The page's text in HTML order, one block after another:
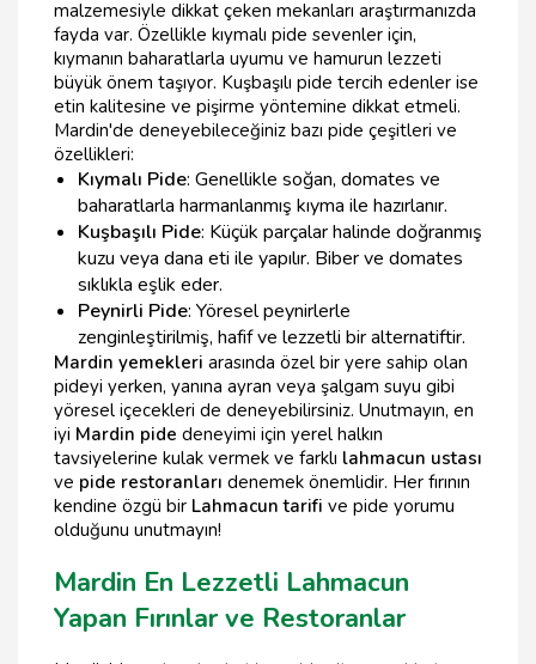
malzemesiyle dikkat çeken mekanları araştırmanızda
fayda var. Özellikle kıymalı pide sevenler için,
kıymanın baharatlarla uyumu ve hamurun lezzeti
büyük önem taşıyor. Kuşbaşılı pide tercih edenler ise
etin kalitesine ve pişirme yöntemine dikkat etmeli.
Mardin'de deneyebileceğiniz bazı pide çeşitleri ve
özellikleri:
Kıymalı Pide: Genellikle soğan, domates ve
baharatlarla harmanlanmış kıyma ile hazırlanır.
Kuşbaşılı Pide: Küçük parçalar halinde doğranmış
kuzu veya dana eti ile yapılır. Biber ve domates
sıklıkla eşlik eder.
Peynirli Pide: Yöresel peynirlerle
zenginleştirilmiş, hafif ve lezzetli bir alternatiftir.
Mardin yemekleri arasında özel bir yere sahip olan
pideyi yerken, yanına ayran veya şalgam suyu gibi
yöresel içecekleri de deneyebilirsiniz. Unutmayın, en
iyi Mardin pide deneyimi için yerel halkın
tavsiyelerine kulak vermek ve farklı lahmacun ustası
ve pide restoranları denemek önemlidir. Her fırının
kendine özgü bir Lahmacun tarifi ve pide yorumu
olduğunu unutmayın!
Mardin En Lezzetli Lahmacun
Yapan Fırınlar ve Restoranlar